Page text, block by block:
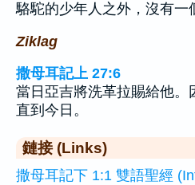
駱駝的少年人之外，沒有
Ziklag
撒母耳記上 27:6
當日亞吉將洗革拉賜給他。
直到今日。
鏈接 (Links)
撒母耳記下 1:1 雙語聖經